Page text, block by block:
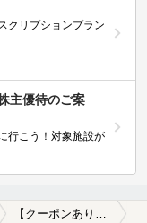
クリプションプラン
主優待のご案
行こう！対象施設が
【クーポンあり】飯井駅近くの温泉宿・温泉旅館・ホテルおすすめ(2026年版)